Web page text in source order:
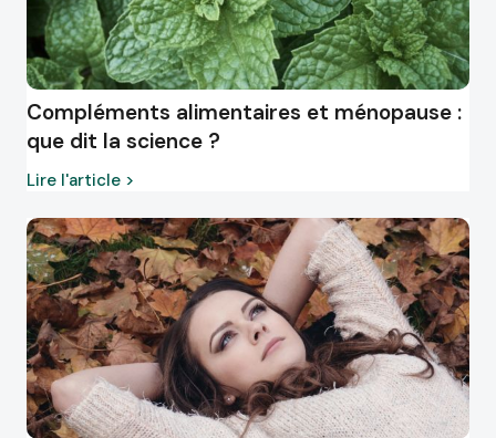
Compléments alimentaires et ménopause :
que dit la science ?
Lire l'article >